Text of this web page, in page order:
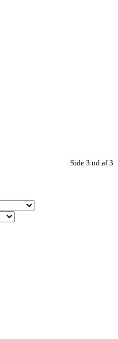
Side 3 ud af 3